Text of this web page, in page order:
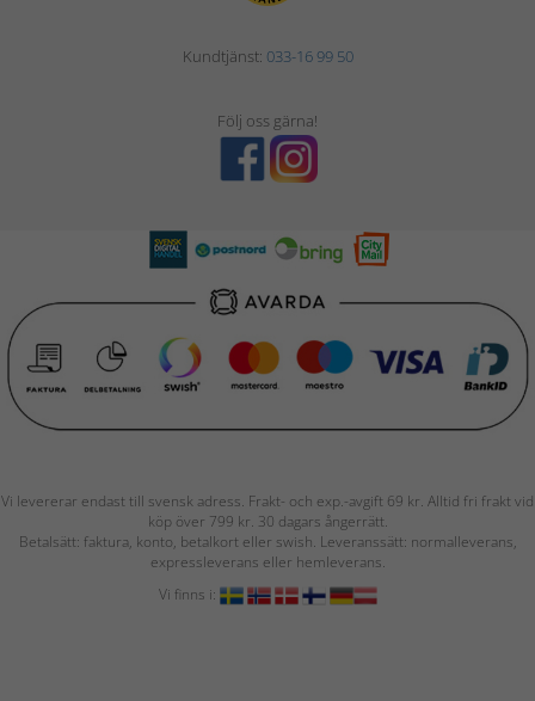
Kundtjänst: 033-16 99 50
Följ oss gärna!
Vi levererar endast till svensk adress. Frakt- och exp.-avgift 69 kr. Alltid fri frakt vid
köp över 799 kr. 30 dagars ångerrätt.
Betalsätt: faktura, konto, betalkort eller swish. Leveranssätt: normalleverans,
expressleverans eller hemleverans.
Vi finns i: